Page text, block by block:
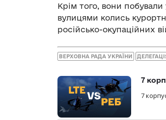
Крім того, вони
вулицями колись
російсько-окупаційних
ВЕРХОВНА РАДА УКРАЇНИ
7
7